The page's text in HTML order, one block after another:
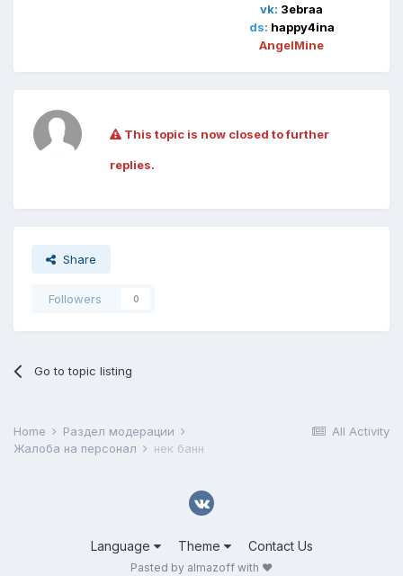
vk: 3ebraa
ds: happy4ina
AngelMine
This topic is now closed to further
replies.
Share
Followers 0
Go to topic listing
All Activity
Home
Раздел модерации
Жалоба на персонал
нек банн
Language Theme Contact Us
Pasted by almazoff with ❤